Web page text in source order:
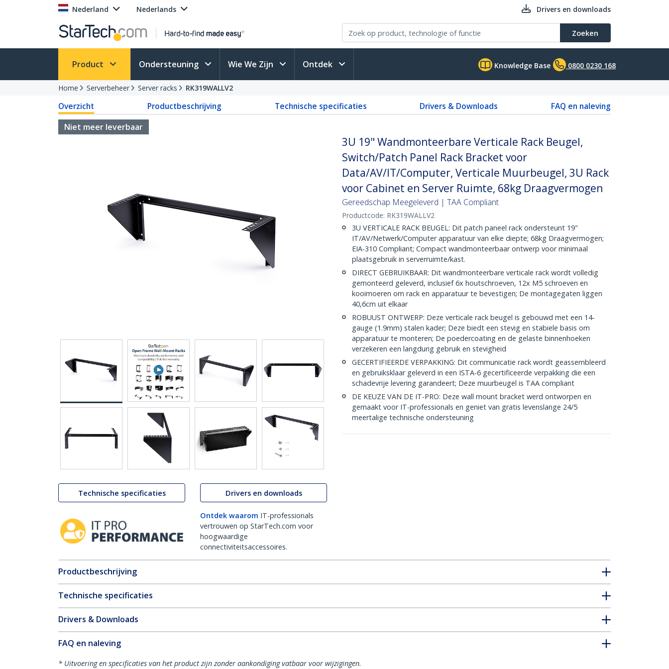
Nederland Nederlands Drivers en downloads
Zoeken
Product Ondersteuning Wie We Zijn Ontdek Knowledge Base 0800 0230 168
Home Serverbeheer Server racks RK319WALLV2
Overzicht Productbeschrijving Technische specificaties Drivers & Downloads
FAQ en naleving
Niet meer leverbaar
Technische specificaties Drivers en downloads
Ontdek waarom IT-professionals
vertrouwen op StarTech.com voor
hoogwaardige
connectiviteitsaccessoires.
3U 19" Wandmonteerbare Verticale Rack Beugel,
Switch/Patch Panel Rack Bracket voor
Data/AV/IT/Computer, Verticale Muurbeugel, 3U Rack
voor Cabinet en Server Ruimte, 68kg Draagvermogen
Gereedschap Meegeleverd | TAA Compliant
Productcode: RK319WALLV2
3U VERTICALE RACK BEUGEL: Dit patch paneel rack ondersteunt 19"
IT/AV/Netwerk/Computer apparatuur van elke diepte; 68kg Draagvermogen;
EIA-310 Compliant; Compact wandmonteerbaar ontwerp voor minimaal
plaatsgebruik in serverruimte/kast.
DIRECT GEBRUIKBAAR: Dit wandmonteerbare verticale rack wordt volledig
gemonteerd geleverd, inclusief 6x houtschroeven, 12x M5 schroeven en
kooimoeren om rack en apparatuur te bevestigen; De montagegaten liggen
40,6cm uit elkaar
ROBUUST ONTWERP: Deze verticale rack beugel is gebouwd met een 14-
gauge (1.9mm) stalen kader; Deze biedt een stevig en stabiele basis om
apparatuur te monteren; De poedercoating en de gelaste binnenhoeken
verzekeren een langdurig gebruik en stevigheid
GECERTIFIEERDE VERPAKKING: Dit communicatie rack wordt geassembleerd
en gebruiksklaar geleverd in een ISTA-6 gecertificeerde verpakking die een
schadevrije levering garandeert; Deze muurbeugel is TAA compliant
DE KEUZE VAN DE IT-PRO: Deze wall mount bracket werd ontworpen en
gemaakt voor IT-professionals en geniet van gratis levenslange 24/5
meertalige technische ondersteuning
Productbeschrijving
Technische specificaties
Drivers & Downloads
FAQ en naleving
* Uitvoering en specificaties van het product zijn zonder aankondiging vatbaar voor wijzigingen.